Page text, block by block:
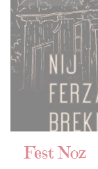
Fest Noz